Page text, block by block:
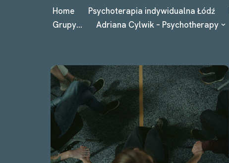
Home Psychoterapia indywidualna Łódź
Grupy…
Adriana Cylwik – Psychotherapy